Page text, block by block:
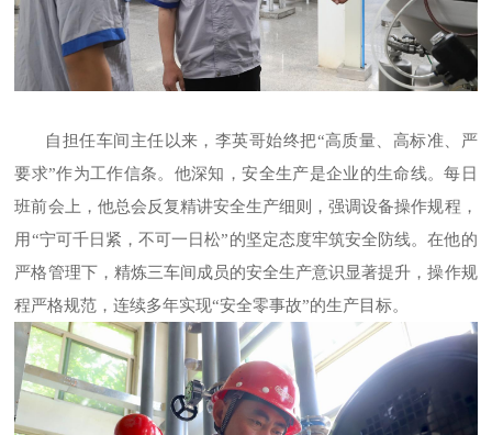
自担任车间主任以来，李英哥始终把“高质量、高标准、严
要求”作为工作信条。他深知，安全生产是企业的生命线。每日
班前会上，他总会反复精讲安全生产细则，强调设备操作规程，
用“宁可千日紧，不可一日松”的坚定态度牢筑安全防线。在他的
严格管理下，精炼三车间成员的安全生产意识显著提升，操作规
程严格规范，连续多年实现“安全零事故”的生产目标。